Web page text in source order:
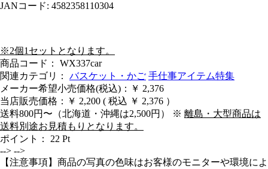
JANコード: 4582358110304
※2個1セットとなります。
商品コード： WX337car
関連カテゴリ： バスケット・かご 手仕事アイテム特集
メーカー希望小売価格(税込)：￥ 2,376
当店販売価格：
￥ 2,200 ( 税込 ￥ 2,376 ）
送料800円〜（北海道・沖縄は2,500円） ※ 離島・大型商品は
送料別途お見積もりとなります。
ポイント： 22 Pt
--> -->
【注意事項】商品の写真の色味はお客様のモニターや環境によ